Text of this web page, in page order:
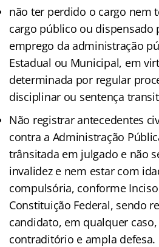
não ter perdido o cargo nem
cargo público ou dispensado
emprego da administração
Estadual ou Municipal, em
determinada por regular
disciplinar ou sentença
Não registrar antecedentes
contra a Administração
trânsitada em julgado e não
invalidez e nem estar com
compulsória, conforme
Constituição Federal, sendo
candidato, em qualquer
contraditório e ampla defesa.